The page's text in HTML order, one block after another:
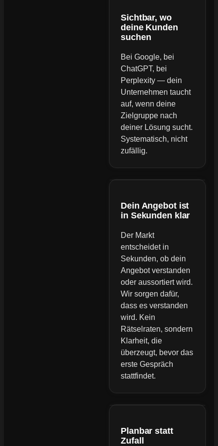
Sichtbar, wo
deine Kunden
suchen
Bei Google, bei
ChatGPT, bei
Perplexity — dein
Unternehmen taucht
auf, wenn deine
Zielgruppe nach
deiner Lösung sucht.
Systematisch, nicht
zufällig.
Dein Angebot ist
in Sekunden klar
Der Markt
entscheidet in
Sekunden, ob dein
Angebot verstanden
oder aussortiert wird.
Wir sorgen dafür,
dass es verstanden
wird. Kein
Rätselraten, sondern
Klarheit, die
überzeugt, bevor das
erste Gespräch
stattfindet.
Planbar statt
Zufall